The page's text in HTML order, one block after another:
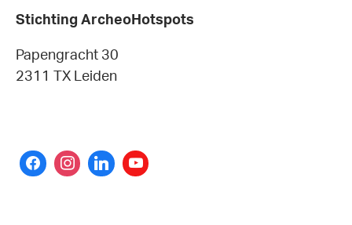
Stichting ArcheoHotspots
Papengracht 30
2311 TX Leiden